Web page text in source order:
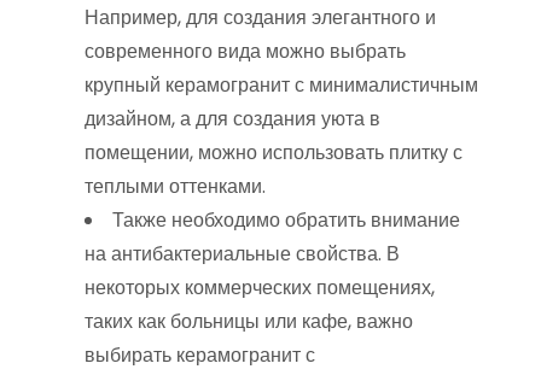
Например, для создания элегантного и
современного вида можно выбрать
крупный керамогранит с минималистичным
дизайном, а для создания уюта в
помещении, можно использовать плитку с
теплыми оттенками.
Также необходимо обратить внимание
на антибактериальные свойства. В
некоторых коммерческих помещениях,
таких как больницы или кафе, важно
выбирать керамогранит с